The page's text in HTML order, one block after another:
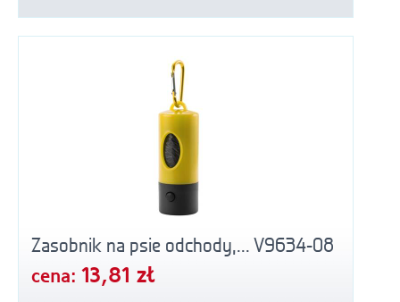
Zasobnik na psie odchody,... V9634-08
cena: 13,81 zł